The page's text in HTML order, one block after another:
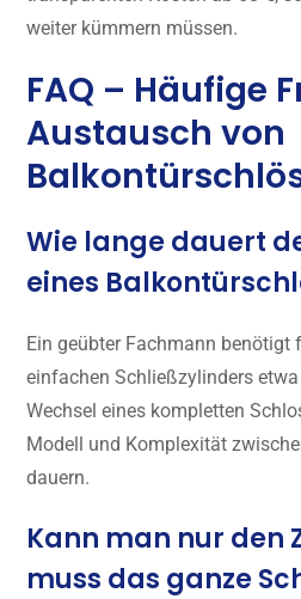
weiter kümmern müssen.
FAQ – Häufige
Austausch von
Wie lange dauert
eines
Ein geübter Fachmann benötigt
einfachen Schließzylinders
Wechsel eines kompletten
Modell und Komplexität
dauern.
Kann man nur den
muss das ganze